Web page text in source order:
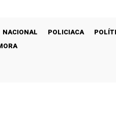
NACIONAL POLICIACA